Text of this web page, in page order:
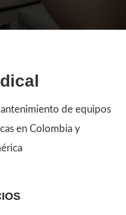
de equipos
en Colombia y